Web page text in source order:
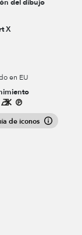
del dibujo
X
en EU
de iconos